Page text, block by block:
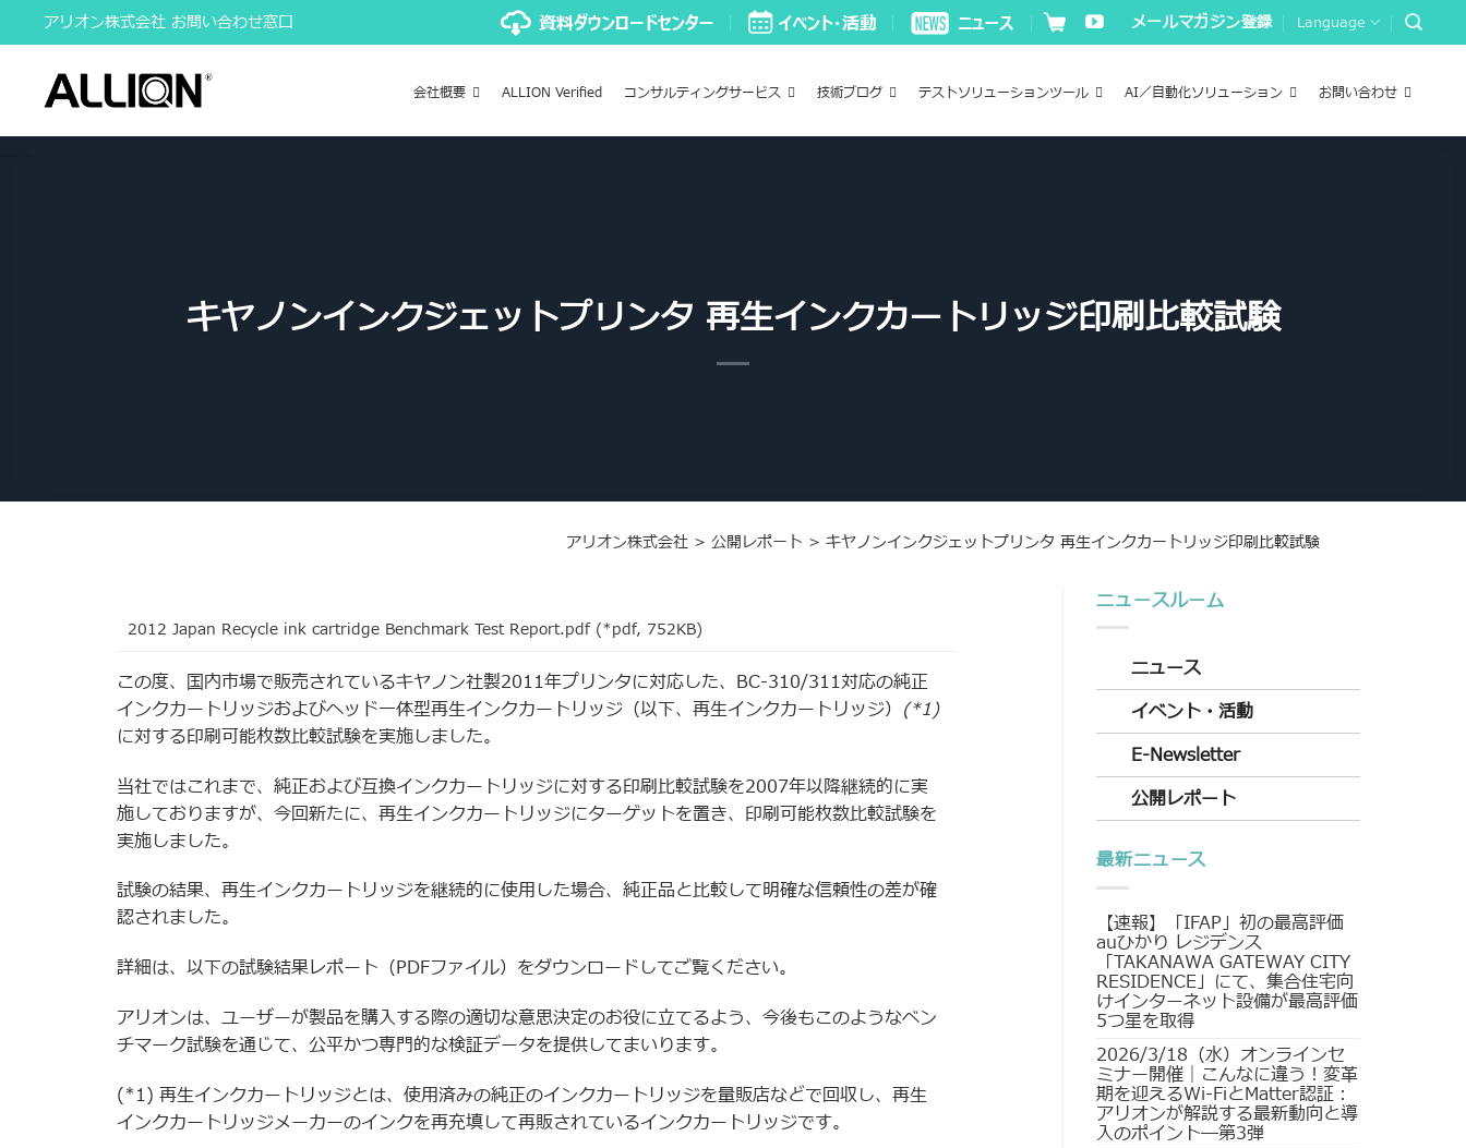
to
content
アリオン株式会社 お問い合わせ窓口 メールマガジン登録 Language
会社概要 ALLION Verified コンサルティングサービス 技術ブログ テストソリューションツール AI／自動化ソリューション お問い合わせ
キヤノンインクジェットプリンタ 再生インクカートリッジ印刷比較試験
アリオン株式会社> 公開レポート > キヤノンインクジェットプリンタ 再生インクカートリッジ印刷比較試験
2012 Japan Recycle ink cartridge Benchmark Test Report.pdf (*pdf, 752KB)
この度、国内市場で販売されているキヤノン社製2011年プリンタに対応した、BC-310/311対応の純正
インクカートリッジおよびヘッド一体型再生インクカートリッジ（以下、再生インクカートリッジ） (*1)
に対する印刷可能枚数比較試験を実施しました。
当社ではこれまで、純正および互換インクカートリッジに対する印刷比較試験を2007年以降継続的に実
施しておりますが、今回新たに、再生インクカートリッジにターゲットを置き、印刷可能枚数比較試験を
実施しました。
試験の結果、再生インクカートリッジを継続的に使用した場合、純正品と比較して明確な信頼性の差が確
認されました。
詳細は、以下の試験結果レポート（PDFファイル）をダウンロードしてご覧ください。
アリオンは、ユーザーが製品を購入する際の適切な意思決定のお役に立てるよう、今後もこのようなベン
チマーク試験を通じて、公平かつ専門的な検証データを提供してまいります。
(*1) 再生インクカートリッジとは、使用済みの純正のインクカートリッジを量販店などで回収し、再生
インクカートリッジメーカーのインクを再充填して再販されているインクカートリッジです。
ニュースルーム
ニュース
イベント・活動
E-Newsletter
公開レポート
最新ニュース
【速報】「IFAP」初の最高評価
auひかり レジデンス
「TAKANAWA GATEWAY CITY
RESIDENCE」にて、集合住宅向
けインターネット設備が最高評価
5つ星を取得
2026/3/18（水）オンラインセ
ミナー開催｜こんなに違う！変革
期を迎えるWi-FiとMatter認証：
アリオンが解説する最新動向と導
入のポイント―第3弾